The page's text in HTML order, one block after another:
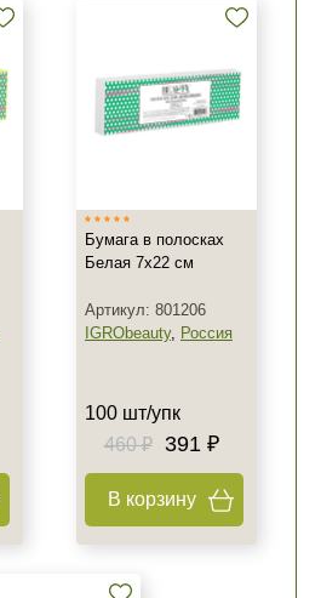
Бумага в полосках
Белая 7х22 см
Артикул: 801206
IGRObeauty, Россия
100 шт/упк
460 ₽
391 ₽
В корзину